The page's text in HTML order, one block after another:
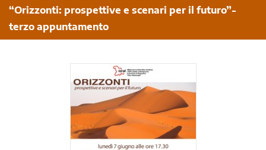
“Orizzonti: prospettive e scenari per il futuro”-
terzo appuntamento